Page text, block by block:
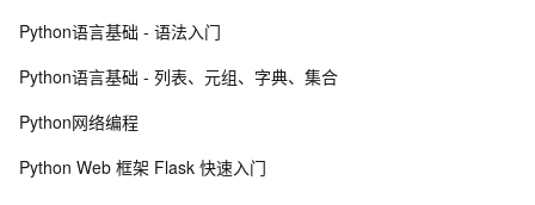
8 【Python】【Pandas】使用concat添加行
10Python应用专题 |  22：pandas 两列数据合并
Python语言基础 - 语法入门
Python语言基础 - 列表、元组、字典、集合
Python网络编程
Python Web 框架 Flask 快速入门